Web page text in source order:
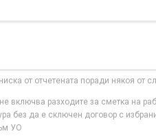
от отчетената поради някоя от
включва разходите за сметка на
без да е сключен договор с
УО